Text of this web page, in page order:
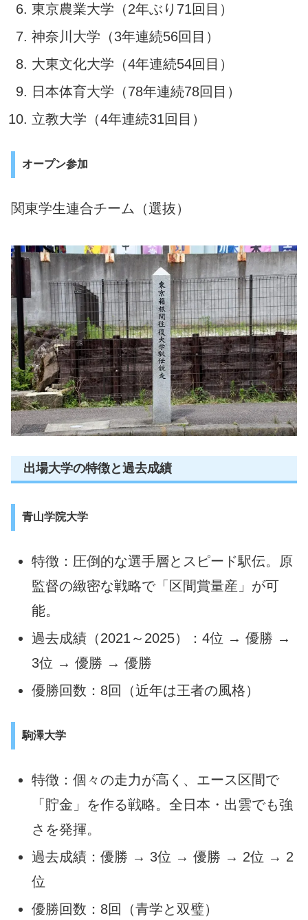
東京農業大学（2年ぶり71回目）
神奈川大学（3年連続56回目）
大東文化大学（4年連続54回目）
日本体育大学（78年連続78回目）
立教大学（4年連続31回目）
オープン参加
関東学生連合チーム（選抜）
出場大学の特徴と過去成績
青山学院大学
特徴：圧倒的な選手層とスピード駅伝。原
監督の緻密な戦略で「区間賞量産」が可
能。
過去成績（2021～2025）：4位 → 優勝 →
3位 → 優勝 → 優勝
優勝回数：8回（近年は王者の風格）
駒澤大学
特徴：個々の走力が高く、エース区間で
「貯金」を作る戦略。全日本・出雲でも強
さを発揮。
過去成績：優勝 → 3位 → 優勝 → 2位 → 2
位
優勝回数：8回（青学と双璧）